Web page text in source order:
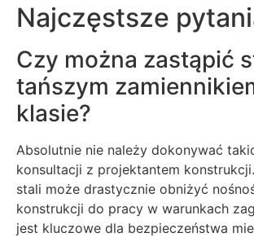
Najczęstsze
Czy można zastąpić
tańszym
klasie?
Absolutnie nie należy dokonywać
konsultacji z projektantem
stali może drastycznie obniżyć
konstrukcji do pracy w warunkach
jest kluczowe dla bezpieczeństwa